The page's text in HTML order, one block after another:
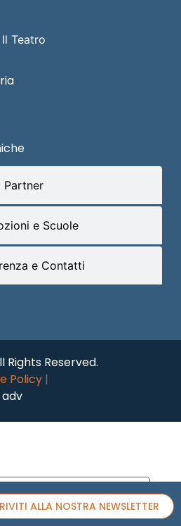
Il Teatro
Partner
e Scuole
e Contatti
Rights Reserved.
Policy |
adv
ALLA NOSTRA NEWSLETTER